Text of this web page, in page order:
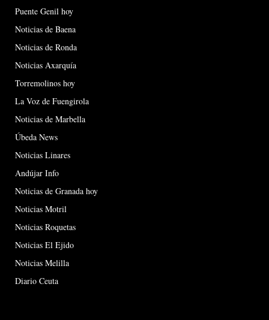
Puente Genil hoy
Noticias de Baena
Noticias de Ronda
Noticias Axarquía
Torremolinos hoy
La Voz de Fuengirola
Noticias de Marbella
Úbeda News
Noticias Linares
Andújar Info
Noticias de Granada hoy
Noticias Motril
Noticias Roquetas
Noticias El Ejido
Noticias Melilla
Diario Ceuta